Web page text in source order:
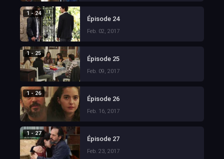
1 - 24
Épisode 24
Feb. 02, 2017
1 - 25
Épisode 25
Feb. 09, 2017
1 - 26
Épisode 26
Feb. 16, 2017
1 - 27
Épisode 27
Feb. 23, 2017